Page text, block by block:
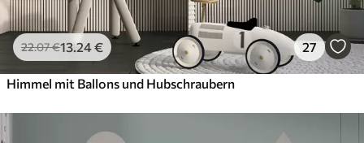
22.07€13.24€ 27
Himmel mit Ballons und Hubschraubern